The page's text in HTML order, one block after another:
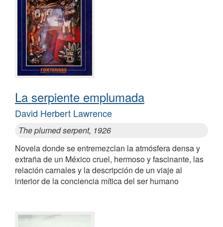
La serpiente emplumada
David Herbert Lawrence
The plumed serpent, 1926
Novela donde se entremezclan la atmósfera densa y
extraña de un México cruel, hermoso y fascinante, las
relación carnales y la descripción de un viaje al
interior de la conciencia mítica del ser humano